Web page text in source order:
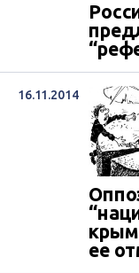
16.11.2014
ее